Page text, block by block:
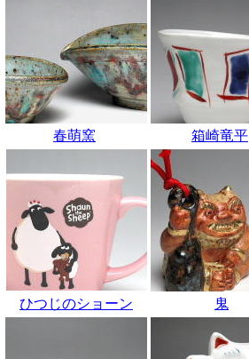
春萌窯 箱崎竜平
ひつじのショーン 鬼